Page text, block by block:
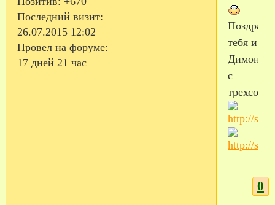
Последний визит:
26.07.2015 12:02
Провел на форуме:
17 дней 21 час
тебя и
Димона
с
0